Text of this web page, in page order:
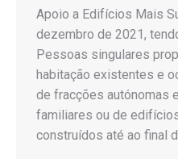
Apoio a Edifícios Mais
dezembro de 2021,
Pessoas singulares
habitação existentes e
de fracções autónomas
familiares ou de
construídos até ao final